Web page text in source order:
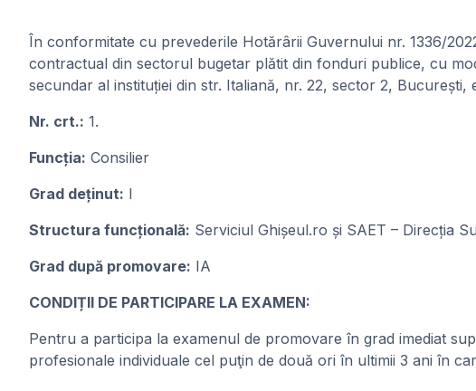
În conformitate cu prevederile Hotărârii Guvernului nr. 1336/
contractual din sectorul bugetar plătit din fonduri publice, cu
secundar al instituției din str. Italiană, nr. 22, sector 2,
Nr. crt.: 1.
Funcția: Consilier
Grad deținut: I
Structura funcțională: Serviciul Ghișeul.ro și SAET – Direcția
Grad după promovare: IA
CONDIȚII DE PARTICIPARE LA EXAMEN:
Pentru a participa la examenul de promovare în grad imediat
profesionale individuale cel puţin de două ori în ultimii 3 ani în